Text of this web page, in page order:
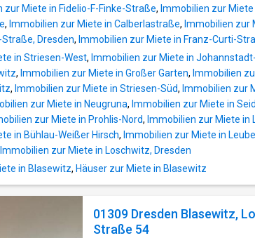
zur Miete in Fidelio-F-Finke-Straße, Immobilien zur
, Immobilien zur Miete in Calberlastraße, Immobilien zur
Dresden, Immobilien zur Miete in Franz-Curti-
in Striesen-West, Immobilien zur Miete in
, Immobilien zur Miete in Großer Garten, Immobilien
, Immobilien zur Miete in Striesen-Süd, Immobilien zur
zur Miete in Neugruna, Immobilien zur Miete in
zur Miete in Prohlis-Nord, Immobilien zur Miete in
in Bühlau-Weißer Hirsch, Immobilien zur Miete in
Immobilien zur Miete in Loschwitz, Dresden
in Blasewitz, Häuser zur Miete in Blasewitz
01309 Dresden Blasewitz,
Straße 54